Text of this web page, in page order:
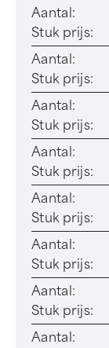
Aantal:
Stuk prijs:
Aantal:
Stuk prijs:
Aantal:
Stuk prijs:
Aantal:
Stuk prijs:
Aantal:
Stuk prijs:
Aantal:
Stuk prijs:
Aantal:
Stuk prijs:
Aantal: